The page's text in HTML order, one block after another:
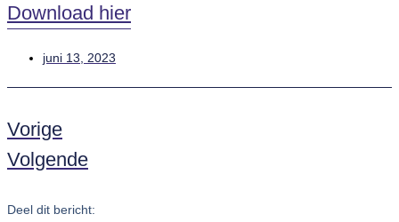
Download hier
juni 13, 2023
Vorige
Volgende
Deel dit bericht: